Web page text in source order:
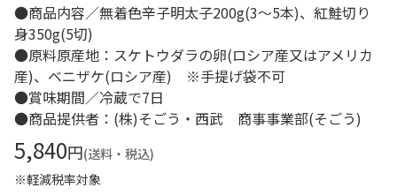
●商品内容／無着色辛子明太子200g(3～5本)、紅鮭切り
身350g(5切)
●原料原産地：スケトウダラの卵(ロシア産又はアメリカ
産)、ベニザケ(ロシア産) ※手提げ袋不可
●賞味期間／冷蔵で7日
●商品提供者：(株)そごう・西武 商事事業部(そごう)
5,840円(送料・税込)
※軽減税率対象